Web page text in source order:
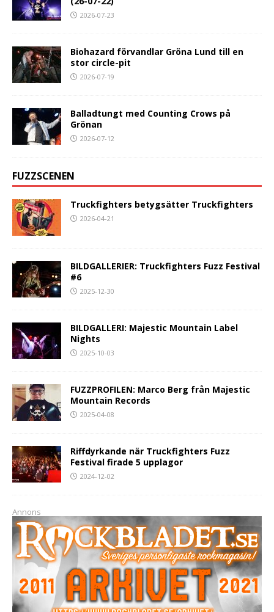
2026-07-23
Biohazard förvandlar Gröna Lund till en
stor circle-pit
2026-07-19
Balladtungt med Counting Crows på
Grönan
2026-07-12
FUZZSCENEN
Truckfighters betygsätter Truckfighters
2026-04-21
BILDGALLERIER: Truckfighters Fuzz Festival
#6
2025-12-30
BILDGALLERI: Majestic Mountain Label
Nights
2025-10-03
FUZZPROFILEN: Marco Berg från Majestic
Mountain Records
2025-04-08
Riffdyrkande när Truckfighters Fuzz
Festival firade 5 upplagor
2024-12-02
Annons